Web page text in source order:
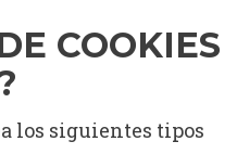
COOKIES
los siguientes tipos